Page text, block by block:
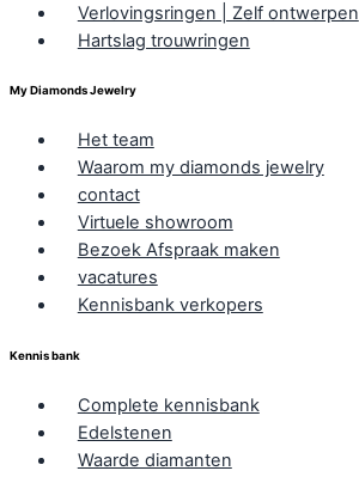
Verlovingsringen | Zelf ontwerpen
Hartslag trouwringen
My Diamonds Jewelry
Het team
Waarom my diamonds jewelry
contact
Virtuele showroom
Bezoek Afspraak maken
vacatures
Kennisbank verkopers
Kennis bank
Complete kennisbank
Edelstenen
Waarde diamanten